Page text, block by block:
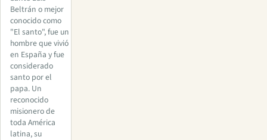
Beltrán o mejor
conocido como
"El santo", fue un
hombre que vivió
en España y fue
considerado
santo por el
papa. Un
reconocido
misionero de
toda América
latina, su